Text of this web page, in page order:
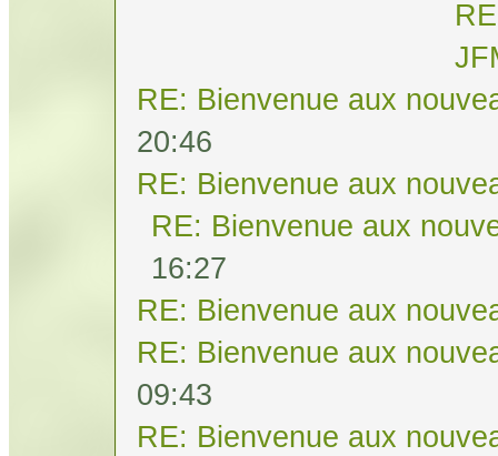
RE: Bienvenue aux
20:46
RE: Bienvenue aux
RE: Bienvenue aux
16:27
RE: Bienvenue aux
RE: Bienvenue aux
09:43
RE: Bienvenue aux